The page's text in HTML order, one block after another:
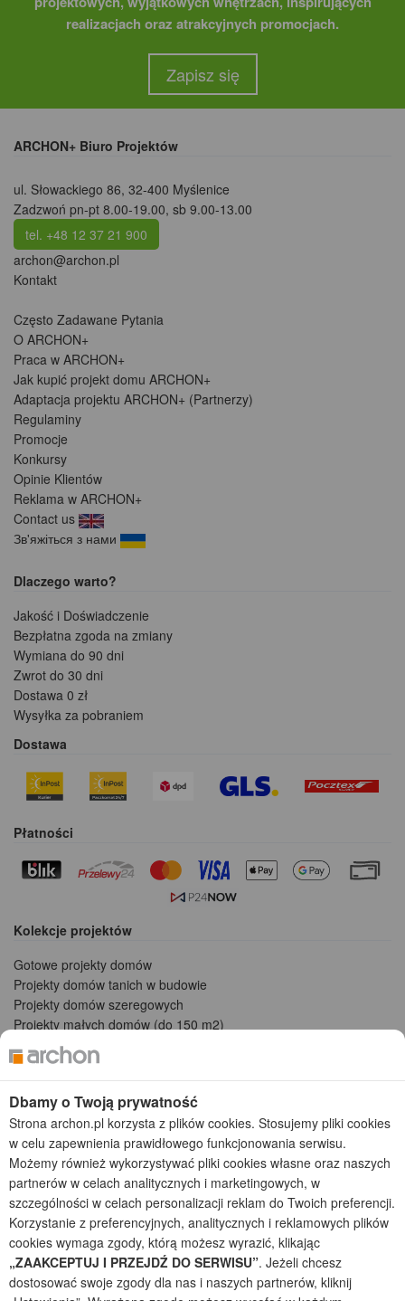
realizacjach oraz atrakcyjnych promocjach.
Zapisz się
ARCHON+ Biuro Projektów
ul. Słowackiego 86, 32-400 Myślenice
Zadzwoń pn-pt 8.00-19.00, sb 9.00-13.00
tel. +48 12 37 21 900
archon@archon.pl
Kontakt
Często Zadawane Pytania
O ARCHON+
Praca w ARCHON+
Jak kupić projekt domu ARCHON+
Adaptacja projektu ARCHON+ (Partnerzy)
Regulaminy
Promocje
Konkursy
Opinie Klientów
Reklama w ARCHON+
Contact us
Зв'яжіться з нами
Dlaczego warto?
Jakość i Doświadczenie
Bezpłatna zgoda na zmiany
Wymiana do 90 dni
Zwrot do 30 dni
Dostawa 0 zł
Wysyłka za pobraniem
Dostawa
Płatności
Kolekcje projektów
Gotowe projekty domów
Projekty domów tanich w budowie
Projekty domów szeregowych
Projekty małych domów (do 150 m2)
Projekty domów wielorodzinnych
Projekty domów bliźniaczych
Projekty domów nowoczesnych
Projekty domów parterowych
2026 © ARCHON+ Biuro Projektów - Tradycyjne i nowoczesne gotowe
projekty domów - autorska pracownia architektoniczna założona w 1990r.
przez arch. Barbarę Mendel
Z uwagi na ciągłe doskonalenie procesu powstawania projektów (zgodnie z
normą ISO 9001), prezentowane na stronie projekty domów mogą
nieznacznie różnić się od dokumentacji technicznej.
Informujemy, iż w celu optymalizacji treści dostępnych w naszym sklepie,
dostosowania ich do Państwa indywidualnych potrzeb korzystamy z
informacji zapisanych za pomocą plików cookies na urządzeniach
Dbamy o Twoją prywatność
Strona archon.pl korzysta z plików cookies. Stosujemy pliki cookies
w celu zapewnienia prawidłowego funkcjonowania serwisu.
Możemy również wykorzystywać pliki cookies własne oraz naszych
partnerów w celach analitycznych i marketingowych, w
szczególności w celach personalizacji reklam do Twoich preferencji.
Korzystanie z preferencyjnych, analitycznych i reklamowych plików
cookies wymaga zgody, którą możesz wyrazić, klikając
„ZAAKCEPTUJ I PRZEJDŹ DO SERWISU”. Jeżeli chcesz
dostosować swoje zgody dla nas i naszych partnerów, kliknij